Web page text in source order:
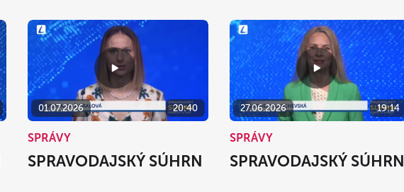
01.07.2026 20:40
SPRÁVY
SPRAVODAJSKÝ SÚHRN
27.06.2026 19:14
SPRÁVY
SPRAVODAJSKÝ SÚHRN